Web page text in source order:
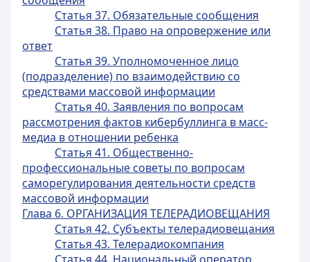
Статья 37. Обязательные сообщения
Статья 38. Право на опровержение или
ответ
Статья 39. Уполномоченное лицо
(подразделение) по взаимодействию со
средствами массовой информации
Статья 40. Заявления по вопросам
рассмотрения фактов кибербуллинга в масс-
медиа в отношении ребенка
Статья 41. Общественно-
профессиональные советы по вопросам
саморегулирования деятельности средств
массовой информации
Глава 6. ОРГАНИЗАЦИЯ ТЕЛЕРАДИОВЕЩАНИЯ
Статья 42. Субъекты телерадиовещания
Статья 43. Телерадиокомпания